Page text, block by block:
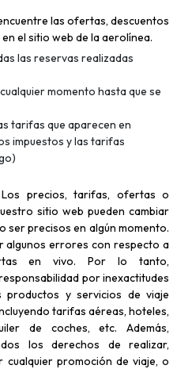
las ofertas, descuentos
el sitio web de la aerolínea.
las reservas realizadas
momento hasta que se
tarifas que aparecen en
impuestos y las tarifas
Los precios, tarifas, ofertas o
sitio web pueden cambiar
ser precisos en algún momento.
algunos errores con respecto a
en vivo. Por lo tanto,
por inexactitudes
y servicios de viaje
tarifas aéreas, hoteles,
de coches, etc. Además,
los derechos de realizar,
promoción de viaje, o